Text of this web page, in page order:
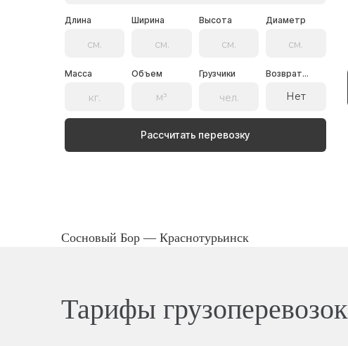
Длина Ширина Высота Диаметр
Масса Объем Грузчики Возврат...
Нет
Рассчитать перевозку
Сосновый Бор — Краснотурьинск
Тарифы грузоперевозок